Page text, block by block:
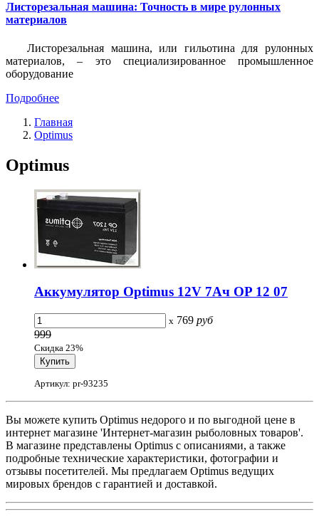
Листорезальная машина: Точность в мире рулонных
материалов
Листорезальная машина, или гильотина для рулонных
материалов, – это специализированное промышленное
оборудование
Подробнее
Главная
Optimus
Optimus
Аккумулятор Optimus 12V 7Ач OP 12 07
x 769 руб
999
Скидка 23%
Артикул: pr-93235
Вы можете купить Optimus недорого и по выгодной цене в
интернет магазине 'Интернет-магазин рыболовных товаров'.
В магазине представлены Optimus с описаниями, а также
подробные технические характеристики, фотографии и
отзывы посетителей. Мы предлагаем Optimus ведущих
мировых брендов с гарантией и доставкой.